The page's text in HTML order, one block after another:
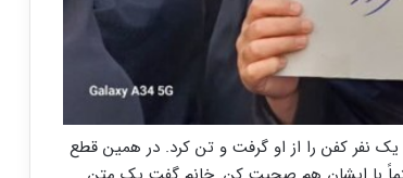
کفن را از او گرفت و تن کرد. در همین قطع